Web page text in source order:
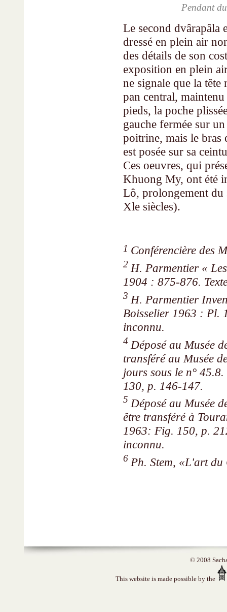
Pendant
Le second dvârapâla
dressé en plein air
des détails de son
exposition en plein
ne signale que la
pan central,
pieds, la poche
gauche fermée sur
poitrine, mais le bras
est posée sur sa
Ces oeuvres, qui
Khuong My, ont été
Lô, prolongement
Xle siècles).
1 Conférencière des
2 H. Parmentier «
1904 : 875-876.
3 H. Parmentier
Boisselier 1963 : Pl.
inconnu.
4 Déposé au Musée
transféré au Musée
jours sous le n°
130, p. 146-147.
5 Déposé au Musée
être transféré à
1963: Fig. 150, p.
inconnu.
6 Ph. Stem, «L'art
© 2008
This website is made possible by the